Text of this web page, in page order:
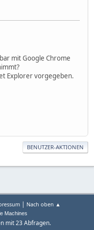
mit Google Chrome
Explorer vorgegeben.
BENUTZER-AKTIONEN
| Nach oben ▲
Machines
mit 23 Abfragen.